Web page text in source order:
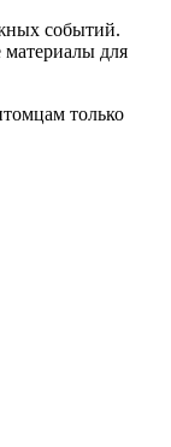
событий.
материалы для
только